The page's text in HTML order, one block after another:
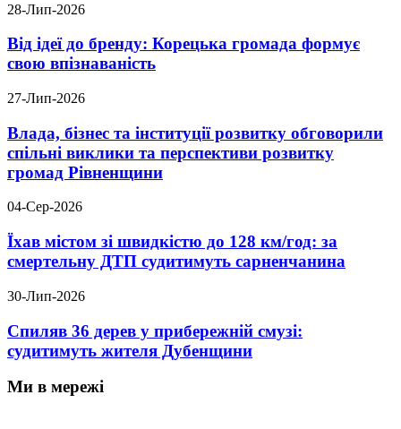
28-Лип-2026
Від ідеї до бренду: Корецька громада формує
свою впізнаваність
27-Лип-2026
Влада, бізнес та інституції розвитку обговорили
спільні виклики та перспективи розвитку
громад Рівненщини
04-Сер-2026
Їхав містом зі швидкістю до 128 км/год: за
смертельну ДТП судитимуть сарненчанина
30-Лип-2026
Спиляв 36 дерев у прибережній смузі:
судитимуть жителя Дубенщини
Ми в мережі